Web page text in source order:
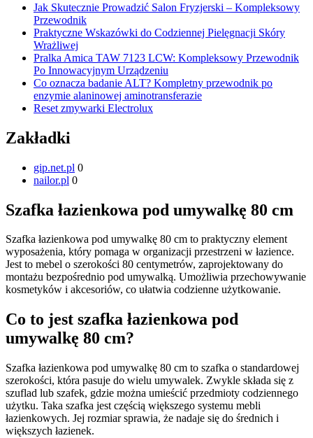
Jak Skutecznie Prowadzić Salon Fryzjerski – Kompleksowy
Przewodnik
Praktyczne Wskazówki do Codziennej Pielęgnacji Skóry
Wrażliwej
Pralka Amica TAW 7123 LCW: Kompleksowy Przewodnik
Po Innowacyjnym Urządzeniu
Co oznacza badanie ALT? Kompletny przewodnik po
enzymie alaninowej aminotransferazie
Reset zmywarki Electrolux
Zakładki
gip.net.pl 0
nailor.pl 0
Szafka łazienkowa pod umywalkę 80 cm
Szafka łazienkowa pod umywalkę 80 cm to praktyczny element
wyposażenia, który pomaga w organizacji przestrzeni w łazience.
Jest to mebel o szerokości 80 centymetrów, zaprojektowany do
montażu bezpośrednio pod umywalką. Umożliwia przechowywanie
kosmetyków i akcesoriów, co ułatwia codzienne użytkowanie.
Co to jest szafka łazienkowa pod
umywalkę 80 cm?
Szafka łazienkowa pod umywalkę 80 cm to szafka o standardowej
szerokości, która pasuje do wielu umywalek. Zwykle składa się z
szuflad lub szafek, gdzie można umieścić przedmioty codziennego
użytku. Taka szafka jest częścią większego systemu mebli
łazienkowych. Jej rozmiar sprawia, że nadaje się do średnich i
większych łazienek.